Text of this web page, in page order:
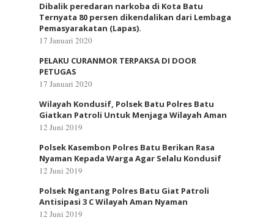
Dibalik peredaran narkoba di Kota Batu
Ternyata 80 persen dikendalikan dari Lembaga
Pemasyarakatan (Lapas).
17 Januari 2020
PELAKU CURANMOR TERPAKSA DI DOOR
PETUGAS
17 Januari 2020
Wilayah Kondusif, Polsek Batu Polres Batu
Giatkan Patroli Untuk Menjaga Wilayah Aman
12 Juni 2019
Polsek Kasembon Polres Batu Berikan Rasa
Nyaman Kepada Warga Agar Selalu Kondusif
12 Juni 2019
Polsek Ngantang Polres Batu Giat Patroli
Antisipasi 3 C Wilayah Aman Nyaman
12 Juni 2019